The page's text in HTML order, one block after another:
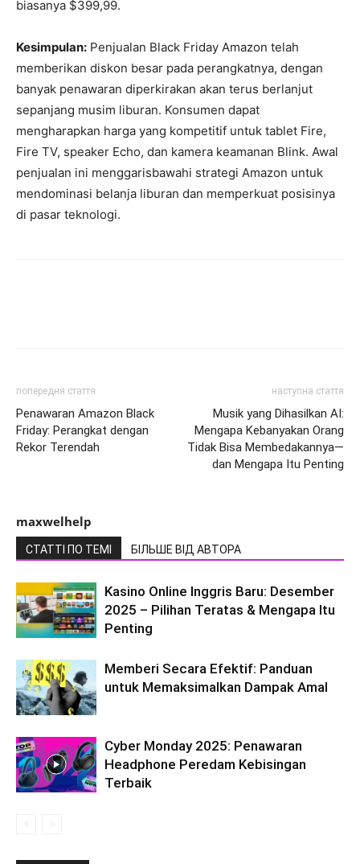
biasanya $399,99.
Kesimpulan: Penjualan Black Friday Amazon telah
memberikan diskon besar pada perangkatnya, dengan
banyak penawaran diperkirakan akan terus berlanjut
sepanjang musim liburan. Konsumen dapat
mengharapkan harga yang kompetitif untuk tablet Fire,
Fire TV, speaker Echo, dan kamera keamanan Blink. Awal
penjualan ini menggarisbawahi strategi Amazon untuk
mendominasi belanja liburan dan memperkuat posisinya
di pasar teknologi.
попередня стаття
Penawaran Amazon Black
Friday: Perangkat dengan
Rekor Terendah
наступна стаття
Musik yang Dihasilkan AI:
Mengapa Kebanyakan Orang
Tidak Bisa Membedakannya—
dan Mengapa Itu Penting
maxwelhelp
СТАТТІ ПО ТЕМІ БІЛЬШЕ ВІД АВТОРА
Kasino Online Inggris Baru: Desember
2025 – Pilihan Teratas & Mengapa Itu
Penting
Memberi Secara Efektif: Panduan
untuk Memaksimalkan Dampak Amal
Cyber Monday 2025: Penawaran
Headphone Peredam Kebisingan
Terbaik